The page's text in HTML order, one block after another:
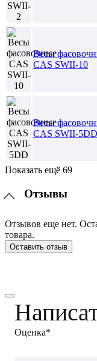
Весы
CAS SWII-10
Весы
CAS SWII-5DD
Показать ещё 69
Отзывы
Отзывов еще нет.
товара.
Оставить отзыв
Оценка*